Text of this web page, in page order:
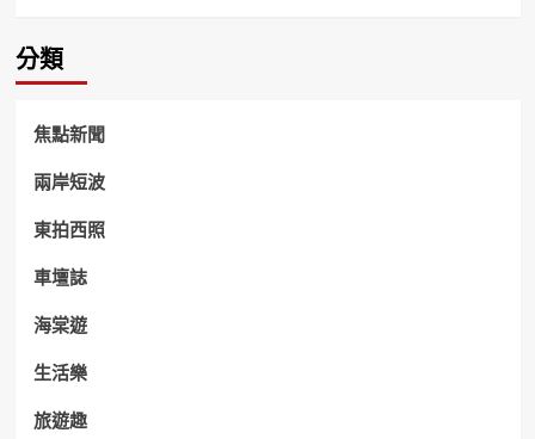
分類
焦點新聞
兩岸短波
東拍西照
車壇誌
海棠遊
生活樂
旅遊趣